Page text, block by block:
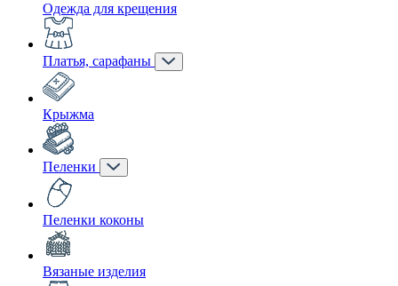
Одежда для крещения
Платья, сарафаны
Крыжма
Пеленки
Пеленки коконы
Вязаные изделия